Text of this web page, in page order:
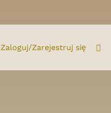
Zaloguj/Zarejestruj się